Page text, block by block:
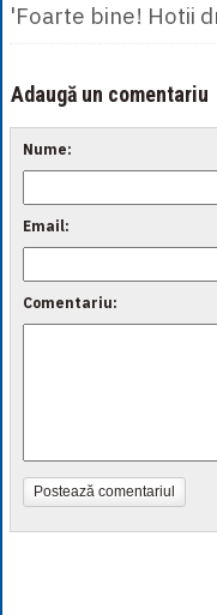
'Foarte bine! Hotii
Adaugă un comentariu
Nume:
Email:
Comentariu:
Postează comentariul